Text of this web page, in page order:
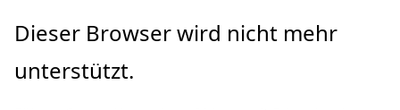
Zu
wechseln
Dieser Browser wird nicht mehr
unterstützt.